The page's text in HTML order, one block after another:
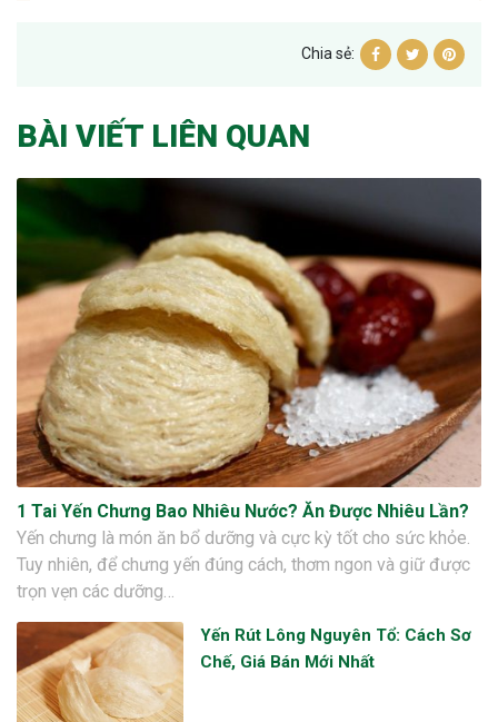
Chia sẻ:
BÀI VIẾT LIÊN QUAN
1 Tai Yến Chưng Bao Nhiêu Nước? Ăn Được Nhiêu Lần?
Yến chưng là món ăn bổ dưỡng và cực kỳ tốt cho sức khỏe.
Tuy nhiên, để chưng yến đúng cách, thơm ngon và giữ được
trọn vẹn các dưỡng…
Yến Rút Lông Nguyên Tổ: Cách Sơ
Chế, Giá Bán Mới Nhất